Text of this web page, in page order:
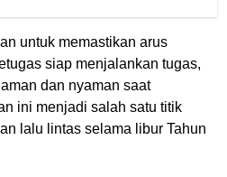
untuk memastikan arus
siap menjalankan tugas,
dan nyaman saat
ini menjadi salah satu titik
lalu lintas selama libur Tahun